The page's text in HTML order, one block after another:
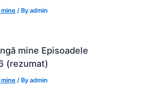
mine / Byadmin
mine Episoadele
(rezumat)
mine / Byadmin